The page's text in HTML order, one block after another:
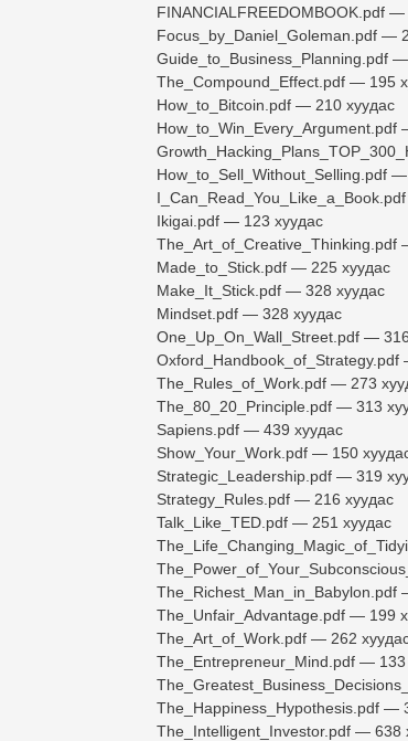
FINANCIALFREEDOMBOOK.pdf —
Focus_by_Daniel_Goleman.pdf —
Guide_to_Business_Planning.pdf
The_Compound_Effect.pdf — 195
How_to_Bitcoin.pdf — 210 хуудас
How_to_Win_Every_Argument.pdf
How_to_Sell_Without_Selling.pdf —
Ikigai.pdf — 123 хуудас
The_Art_of_Creative_Thinking.pdf
Made_to_Stick.pdf — 225 хуудас
Make_It_Stick.pdf — 328 хуудас
Mindset.pdf — 328 хуудас
One_Up_On_Wall_Street.pdf —
Oxford_Handbook_of_Strategy.pdf
The_Rules_of_Work.pdf — 273
The_80_20_Principle.pdf — 313
Sapiens.pdf — 439 хуудас
Show_Your_Work.pdf — 150
Strategic_Leadership.pdf — 319
Strategy_Rules.pdf — 216 хуудас
Talk_Like_TED.pdf — 251 хуудас
The_Richest_Man_in_Babylon.pdf
The_Unfair_Advantage.pdf — 199
The_Art_of_Work.pdf — 262
The_Entrepreneur_Mind.pdf — 133
The_Happiness_Hypothesis.pdf —
The_Intelligent_Investor.pdf — 638